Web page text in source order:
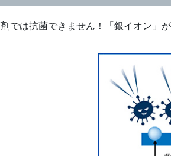
では抗菌できません！「銀イオン」